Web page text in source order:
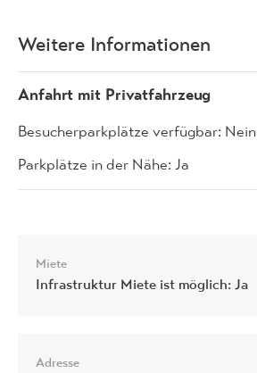
Weitere Informationen
Anfahrt mit Privatfahrzeug
Besucherparkplätze verfügbar: Nein
Parkplätze in der Nähe: Ja
Miete
Infrastruktur Miete ist möglich: Ja
Adresse